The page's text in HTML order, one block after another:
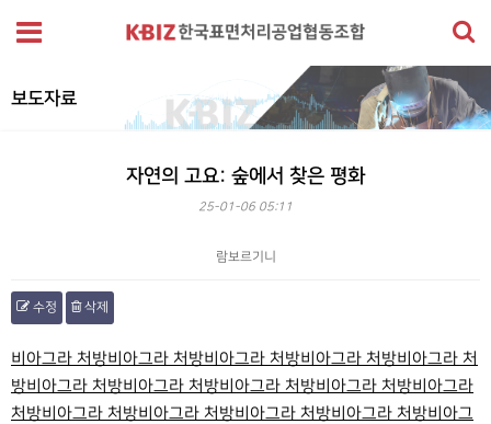
보도자료
자연의 고요: 숲에서 찾은 평화
25-01-06 05:11
람보르기니
수정 삭제
비아그라 처방비아그라 처방비아그라 처방비아그라 처방비아그라 처
방비아그라 처방비아그라 처방비아그라 처방비아그라 처방비아그라
처방비아그라 처방비아그라 처방비아그라 처방비아그라 처방비아그